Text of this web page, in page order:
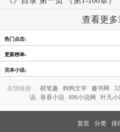
查看更多
热门点击:
更新榜单:
完本小说:
友情链接： 棋笔趣 狗狗文学 趣书网
说
香香小说 896小说网 叶凡小
首页 分类 排